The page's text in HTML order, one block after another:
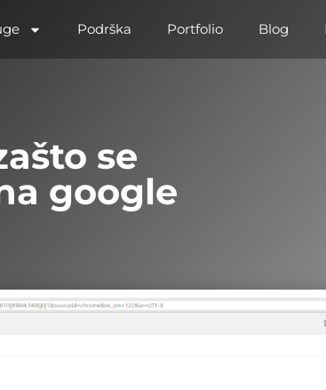
Podrška Portfolio Blog
se
google